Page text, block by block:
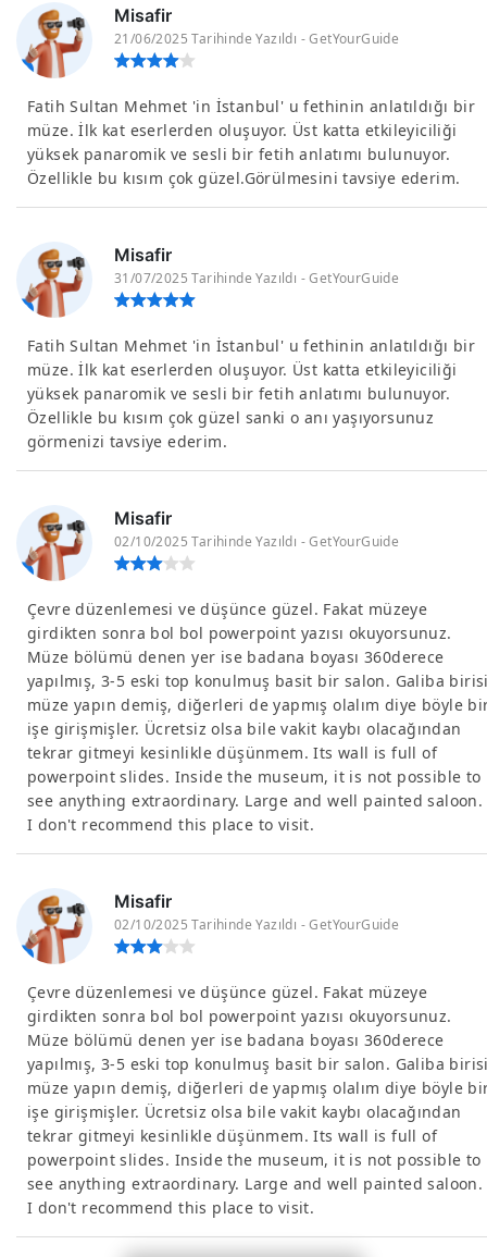
Misafir
21/06/2025 Tarihinde Yazıldı - GetYourGuide
Fatih Sultan Mehmet 'in İstanbul' u fethinin anlatıldığı bir
müze. İlk kat eserlerden oluşuyor. Üst katta etkileyiciliği
yüksek panaromik ve sesli bir fetih anlatımı bulunuyor.
Özellikle bu kısım çok güzel.Görülmesini tavsiye ederim.
Misafir
31/07/2025 Tarihinde Yazıldı - GetYourGuide
Fatih Sultan Mehmet 'in İstanbul' u fethinin anlatıldığı bir
müze. İlk kat eserlerden oluşuyor. Üst katta etkileyiciliği
yüksek panaromik ve sesli bir fetih anlatımı bulunuyor.
Özellikle bu kısım çok güzel sanki o anı yaşıyorsunuz
görmenizi tavsiye ederim.
Misafir
02/10/2025 Tarihinde Yazıldı - GetYourGuide
Çevre düzenlemesi ve düşünce güzel. Fakat müzeye
girdikten sonra bol bol powerpoint yazısı okuyorsunuz.
Müze bölümü denen yer ise badana boyası 360derece
yapılmış, 3-5 eski top konulmuş basit bir salon. Galiba
müze yapın demiş, diğerleri de yapmış olalım diye böyle
işe girişmişler. Ücretsiz olsa bile vakit kaybı olacağından
tekrar gitmeyi kesinlikle düşünmem. Its wall is full of
powerpoint slides. Inside the museum, it is not possible to
see anything extraordinary. Large and well painted saloon.
I don't recommend this place to visit.
Misafir
02/10/2025 Tarihinde Yazıldı - GetYourGuide
Çevre düzenlemesi ve düşünce güzel. Fakat müzeye
girdikten sonra bol bol powerpoint yazısı okuyorsunuz.
Müze bölümü denen yer ise badana boyası 360derece
yapılmış, 3-5 eski top konulmuş basit bir salon. Galiba
müze yapın demiş, diğerleri de yapmış olalım diye böyle
işe girişmişler. Ücretsiz olsa bile vakit kaybı olacağından
tekrar gitmeyi kesinlikle düşünmem. Its wall is full of
powerpoint slides. Inside the museum, it is not possible to
see anything extraordinary. Large and well painted saloon.
I don't recommend this place to visit.